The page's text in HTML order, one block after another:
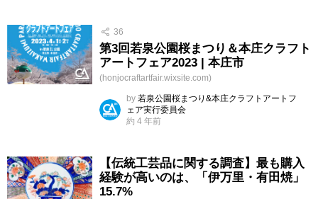
36
第3回若泉公園桜まつり＆本庄クラフト
アートフェア2023 | 本庄市
(honjocraftartfair.wixsite.com)
by 若泉公園桜まつり&本庄クラフトアートフ
ェア実行委員会
約 4 年前
【伝統工芸品に関する調査】最も購入
経験が高いのは、「伊万里・有田焼」
15.7%